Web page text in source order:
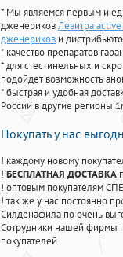
* Мы являемся первым и
дженериковЛевитра
дженериков и
* качество препаратов
* для стестинельных и
подойдет возможность
* быстрая и удобная
России в другие регионы
Покупать у нас
! каждому новому
! БЕСПЛАТНАЯ ДОСТАВКА
! оптовым покупателям
! так же у нас постоянно
Силденафила по очень
Cотрудники нашей фирмы
покупателей